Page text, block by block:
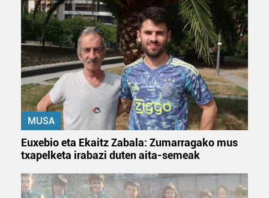
MUSA
Euxebio eta Ekaitz Zabala: Zumarragako mus
txapelketa irabazi duten aita-semeak